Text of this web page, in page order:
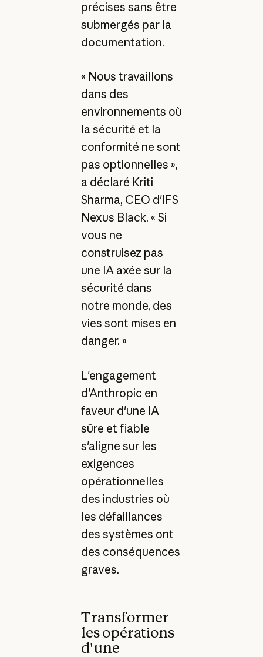
précises sans être
submergés par la
documentation.
« Nous travaillons
dans des
environnements où
la sécurité et la
conformité ne sont
pas optionnelles »,
a déclaré Kriti
Sharma, CEO d'IFS
Nexus Black. « Si
vous ne
construisez pas
une IA axée sur la
sécurité dans
notre monde, des
vies sont mises en
danger. »
L'engagement
d'Anthropic en
faveur d'une IA
sûre et fiable
s'aligne sur les
exigences
opérationnelles
des industries où
les défaillances
des systèmes ont
des conséquences
graves.
Transformer
les opérations
d'une